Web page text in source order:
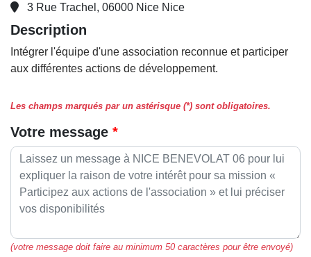
3 Rue Trachel, 06000 Nice Nice
Description
Intégrer l'équipe d'une association reconnue et participer
aux différentes actions de développement.
Les champs marqués par un astérisque (*) sont obligatoires.
Votre message
(votre message doit faire au minimum 50 caractères pour être envoyé)